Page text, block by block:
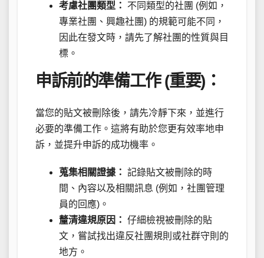
考慮社團類型：
不同類型的社團 (例如，
專業社團、興趣社團) 的規範可能不同，
因此在發文時，請先了解社團的性質與目
標。
申訴前的準備工作 (重要)：
當您的貼文被刪除後，請先冷靜下來，並進行
必要的準備工作。這將有助於您更有效率地申
訴，並提升申訴的成功機率。
蒐集相關證據： 記錄貼文被刪除的時
間、內容以及相關訊息 (例如，社團管理
員的回應)。
釐清違規原因： 仔細檢視被刪除的貼
文，嘗試找出違反社團規則或社群守則的
地方。